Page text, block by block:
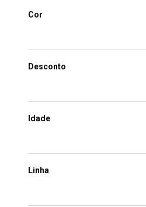
Cor
Desconto
Idade
Linha